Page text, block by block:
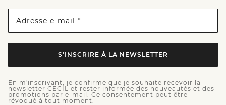
Adresse e-mail *
S'INSCRIRE À LA NEWSLETTER
En m'inscrivant, je confirme que je souhaite recevoir la
newsletter CECIL et rester informée des nouveautés et des
promotions par e-mail. Ce consentement peut être
révoqué à tout moment.